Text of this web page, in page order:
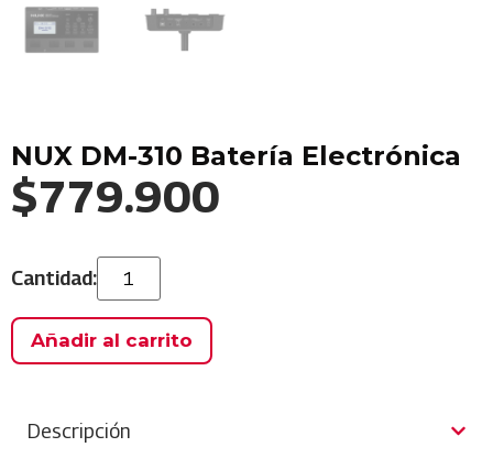
NUX DM-310 Batería Electrónica
$779.900
Añadir al carrito
Descripción